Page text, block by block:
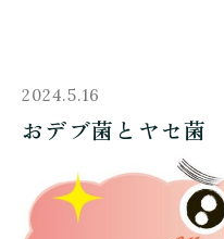
2024.5.16
おデブ菌とヤセ菌